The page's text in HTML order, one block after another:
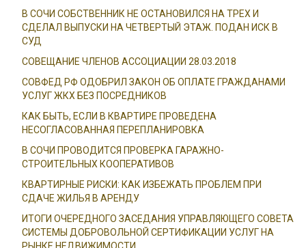
В СОЧИ СОБСТВЕННИК НЕ ОСТАНОВИЛСЯ НА ТРЕХ И
СДЕЛАЛ ВЫПУСКИ НА ЧЕТВЕРТЫЙ ЭТАЖ. ПОДАН ИСК В
СУД
СОВЕЩАНИЕ ЧЛЕНОВ АССОЦИАЦИИ 28.03.2018
СОВФЕД РФ ОДОБРИЛ ЗАКОН ОБ ОПЛАТЕ ГРАЖДАНАМИ
УСЛУГ ЖКХ БЕЗ ПОСРЕДНИКОВ
КАК БЫТЬ, ЕСЛИ В КВАРТИРЕ ПРОВЕДЕНА
НЕСОГЛАСОВАННАЯ ПЕРЕПЛАНИРОВКА
В СОЧИ ПРОВОДИТСЯ ПРОВЕРКА ГАРАЖНО-
СТРОИТЕЛЬНЫХ КООПЕРАТИВОВ
КВАРТИРНЫЕ РИСКИ: КАК ИЗБЕЖАТЬ ПРОБЛЕМ ПРИ
СДАЧЕ ЖИЛЬЯ В АРЕНДУ
ИТОГИ ОЧЕРЕДНОГО ЗАСЕДАНИЯ УПРАВЛЯЮЩЕГО СОВЕТА
СИСТЕМЫ ДОБРОВОЛЬНОЙ СЕРТИФИКАЦИИ УСЛУГ НА